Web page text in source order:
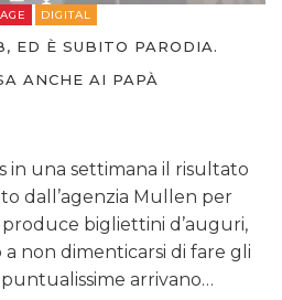
DIGITAL
ED È SUBITO PARODIA.
ANCHE AI PAPÀ
in una settimana il risultato
dall’agenzia Mullen per
bigliettini d’auguri,
non dimenticarsi di fare gli
arrivano…